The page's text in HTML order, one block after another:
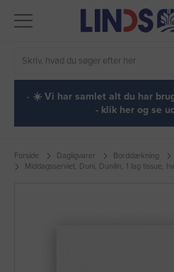
· ☀️ Vi har samlet alt du har
- klik her og se
Forside Dagligvarer Borddækning
Middagsserviet, Duni, Dunilin, 1 lag tissue,